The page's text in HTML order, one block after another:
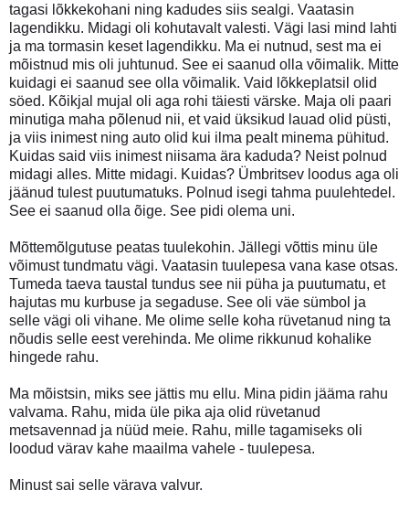
tagasi lõkkekohani ning kadudes siis sealgi. Vaatasin
lagendikku. Midagi oli kohutavalt valesti. Vägi lasi mind lahti
ja ma tormasin keset lagendikku. Ma ei nutnud, sest ma ei
mõistnud mis oli juhtunud. See ei saanud olla võimalik. Mitte
kuidagi ei saanud see olla võimalik. Vaid lõkkeplatsil olid
söed. Kõikjal mujal oli aga rohi täiesti värske. Maja oli paari
minutiga maha põlenud nii, et vaid üksikud lauad olid püsti,
ja viis inimest ning auto olid kui ilma pealt minema pühitud.
Kuidas said viis inimest niisama ära kaduda? Neist polnud
midagi alles. Mitte midagi. Kuidas? Ümbritsev loodus aga oli
jäänud tulest puutumatuks. Polnud isegi tahma puulehtedel.
See ei saanud olla õige. See pidi olema uni.
Mõttemõlgutuse peatas tuulekohin. Jällegi võttis minu üle
võimust tundmatu vägi. Vaatasin tuulepesa vana kase otsas.
Tumeda taeva taustal tundus see nii püha ja puutumatu, et
hajutas mu kurbuse ja segaduse. See oli väe sümbol ja
selle vägi oli vihane. Me olime selle koha rüvetanud ning ta
nõudis selle eest verehinda. Me olime rikkunud kohalike
hingede rahu.
Ma mõistsin, miks see jättis mu ellu. Mina pidin jääma rahu
valvama. Rahu, mida üle pika aja olid rüvetanud
metsavennad ja nüüd meie. Rahu, mille tagamiseks oli
loodud värav kahe maailma vahele - tuulepesa.
Minust sai selle värava valvur.